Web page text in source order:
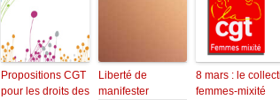
Propositions CGT
pour les droits des
Liberté de
manifester
8 mars : le
femmes-mixité